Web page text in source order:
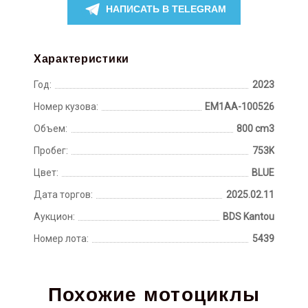
НАПИСАТЬ В TELEGRAM
Характеристики
Год:
2023
Номер кузова:
EM1AA-100526
Объем:
800 cm3
Пробег:
753K
Цвет:
BLUE
Дата торгов:
2025.02.11
Аукцион:
BDS Kantou
Номер лота:
5439
Похожие мотоциклы